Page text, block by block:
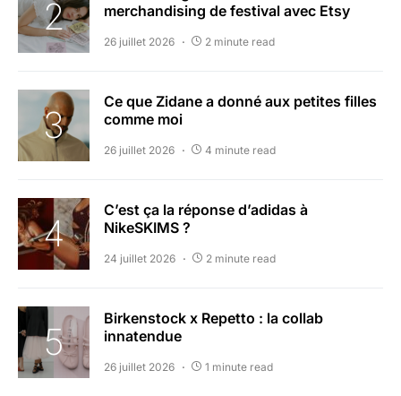
merchandising de festival avec Etsy
26 juillet 2026 2 minute read
Ce que Zidane a donné aux petites filles
comme moi
26 juillet 2026 4 minute read
C’est ça la réponse d’adidas à
NikeSKIMS ?
24 juillet 2026 2 minute read
Birkenstock x Repetto : la collab
innatendue
26 juillet 2026 1 minute read